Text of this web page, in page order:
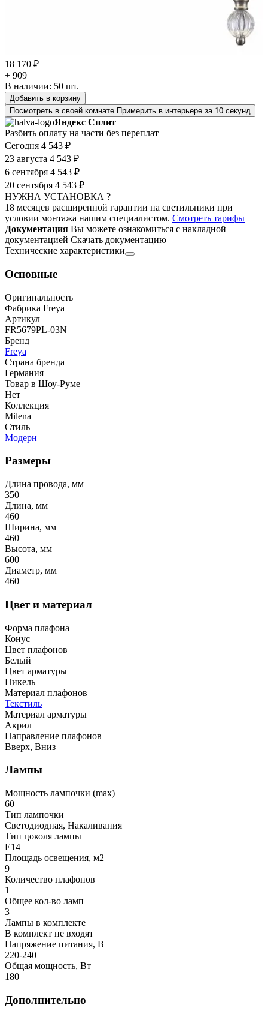
18 170 ₽
+ 909
В наличии: 50 шт.
Добавить в корзину
Посмотреть в своей комнате Примерить в интерьере за 10 секунд
Яндекс Сплит
Разбить оплату на части без переплат
Сегодня 4 543 ₽
23 августа 4 543 ₽
6 сентября 4 543 ₽
20 сентября 4 543 ₽
НУЖНА УСТАНОВКА ?
18 месяцев расширенной гарантии на светильники при
условии монтажа нашим специалистом. Смотреть тарифы
Документация Вы можете ознакомиться с накладной
документацией Скачать документацию
Технические характеристики
Основные
Оригинальность
Фабрика Freya
Артикул
FR5679PL-03N
Бренд
Freya
Страна бренда
Германия
Товар в Шоу-Руме
Нет
Коллекция
Milena
Стиль
Модерн
Размеры
Длина провода, мм
350
Длина, мм
460
Ширина, мм
460
Высота, мм
600
Диаметр, мм
460
Цвет и материал
Форма плафона
Конус
Цвет плафонов
Белый
Цвет арматуры
Никель
Материал плафонов
Текстиль
Материал арматуры
Акрил
Направление плафонов
Вверх, Вниз
Лампы
Мощность лампочки (max)
60
Тип лампочки
Светодиодная, Накаливания
Тип цоколя лампы
E14
Площадь освещения, м2
9
Количество плафонов
1
Общее кол-во ламп
3
Лампы в комплекте
В комплект не входят
Напряжение питания, В
220-240
Общая мощность, Вт
180
Дополнительно